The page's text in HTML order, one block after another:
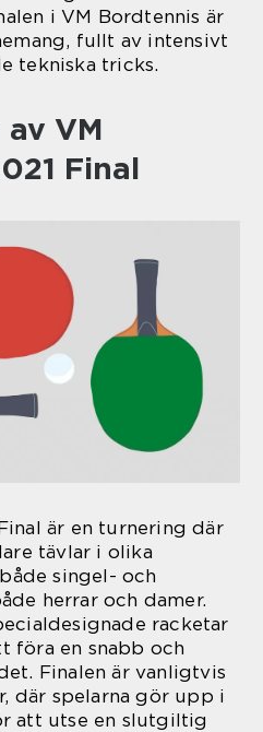
i VM Bordtennis är
fullt av intensivt
tekniska tricks.
VM
Final
är en turnering där
tävlar i olika
singel- och
herrar och damer.
racketar
föra en snabb och
Finalen är vanligtvis
där spelarna gör upp i
att utse en slutgiltig